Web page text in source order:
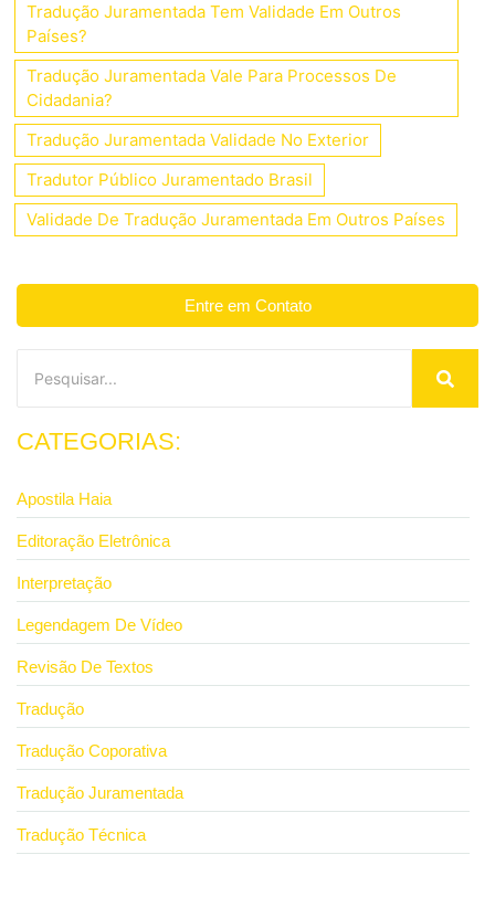
Tradução Juramentada Tem Validade Em Outros
Países?
Tradução Juramentada Vale Para Processos De
Cidadania?
Tradução Juramentada Validade No Exterior
Tradutor Público Juramentado Brasil
Validade De Tradução Juramentada Em Outros Países
Entre em Contato
CATEGORIAS:
Apostila Haia
Editoração Eletrônica
Interpretação
Legendagem De Vídeo
Revisão De Textos
Tradução
Tradução Coporativa
Tradução Juramentada
Tradução Técnica